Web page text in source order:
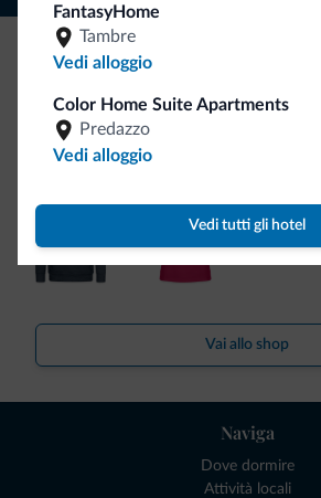
FantasyHome
Tambre
Vedi alloggio
Color Home Suite Apartments
Predazzo
Vedi alloggio
Vedi tutti gli hotel
Ce l'avete chiesto in tanti. Ecco la
Dolomiti.it!
Vai allo shop
Naviga
Dove dormire
Attività locali